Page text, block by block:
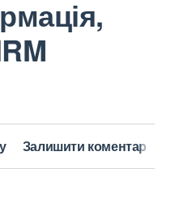
Залишити коментар